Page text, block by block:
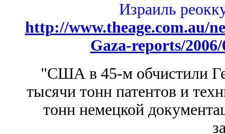
Израиль
http://www.theage.com.au/
Gaza-reports/
"США в 45-м обчистили
тысячи тонн патентов и
тонн немецкой